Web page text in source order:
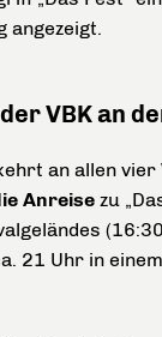
angezeigt.
VBK an
an allen vier
Anreise zu
21 Uhr in